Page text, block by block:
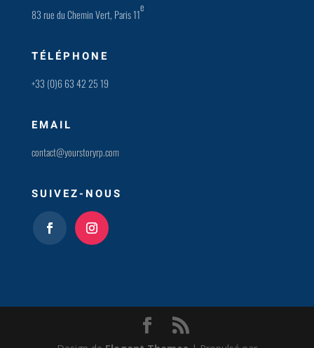
83 rue du Chemin Vert, Paris 11
e
TÉLÉPHONE
+33 (0)6 63 42 25 19
EMAIL
contact@yourstoryrp.com
SUIVEZ-NOUS